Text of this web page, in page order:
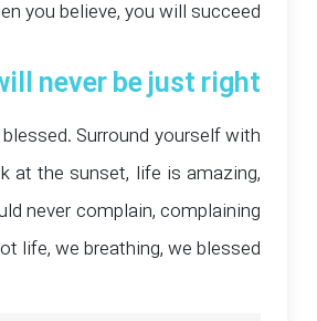
you believe, you will succeed.
never be just right!
Surround yourself with
at the sunset, life is amazing,
never complain, complaining
life, we breathing, we blessed.